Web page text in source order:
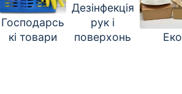
Господарсь
кі товари
Дезінфекція
рук і
поверхонь
Еко